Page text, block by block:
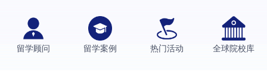
留学顾问 留学案例 热门活动 全球院校库
格拉斯哥大学国际商务硕士录取案例
伯明翰大学数字媒体与创意产业硕士录取案例